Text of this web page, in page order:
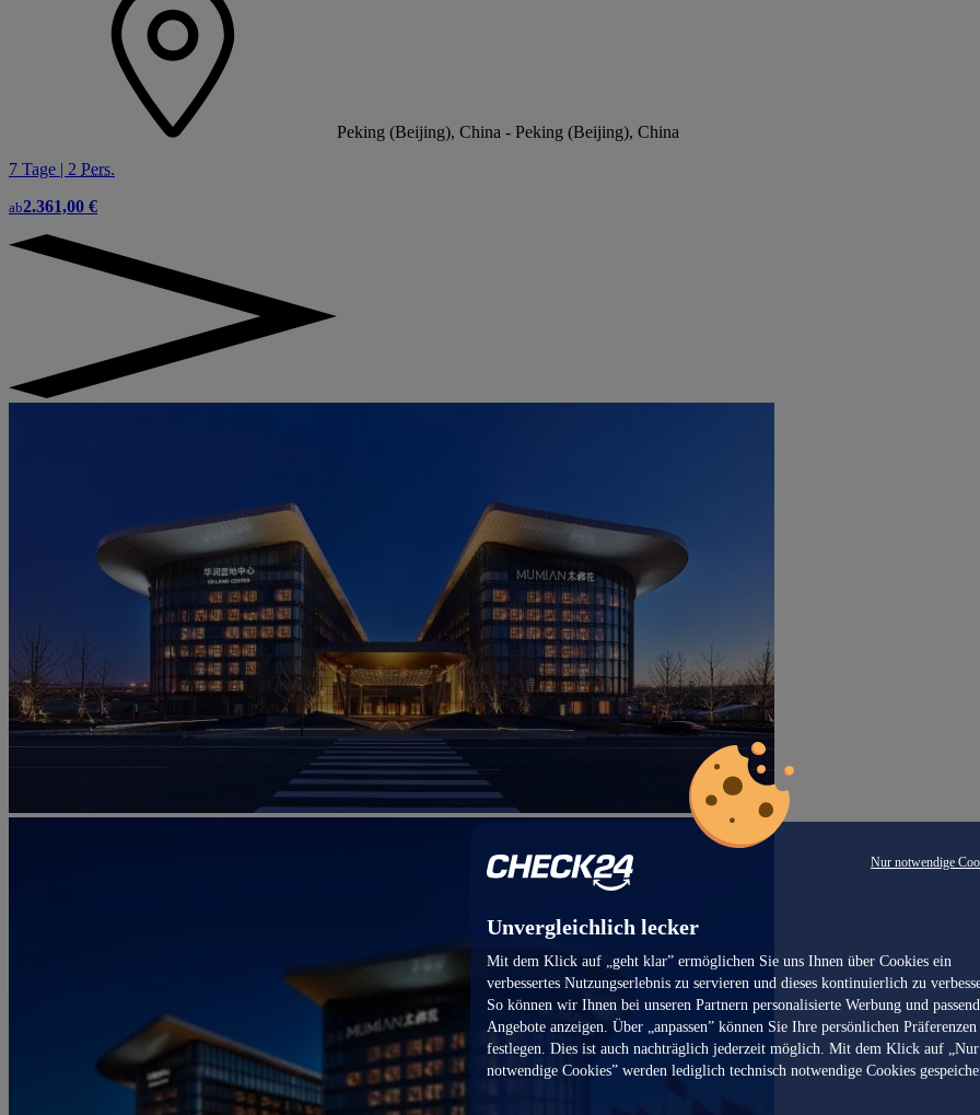
Nur notwendige
Unvergleichlich lecker
Mit dem Klick auf „geht klar” ermöglichen Sie uns Ihnen über Cookies ein
verbessertes Nutzungserlebnis zu servieren und dieses kontinuierlich zu
So können wir Ihnen bei unseren Partnern personalisierte Werbung und
Angebote anzeigen. Über „anpassen” können Sie Ihre persönlichen Präferenzen
festlegen. Dies ist auch nachträglich jederzeit möglich. Mit dem Klick auf „Nur
notwendige Cookies” werden lediglich technisch notwendige Cookies
Peking (Beijing), China - Peking (Beijing), China
7 Tage | 2 Pers.
ab2.361,00 €